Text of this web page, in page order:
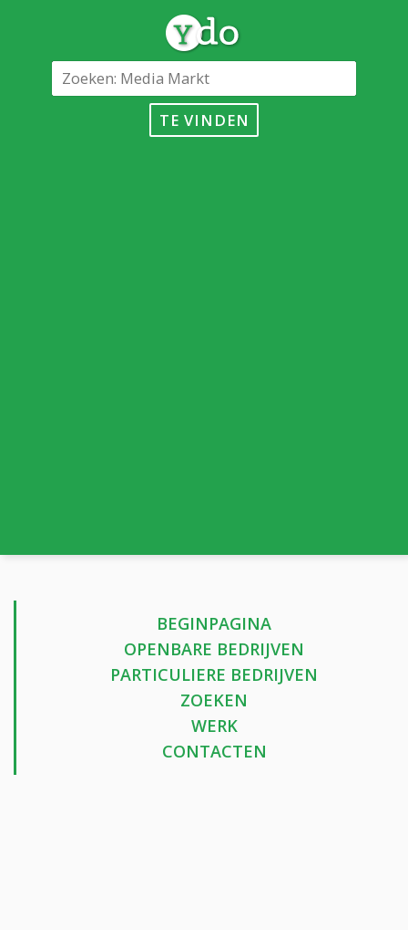
TE VINDEN
BEGINPAGINA
OPENBARE BEDRIJVEN
PARTICULIERE BEDRIJVEN
ZOEKEN
WERK
CONTACTEN